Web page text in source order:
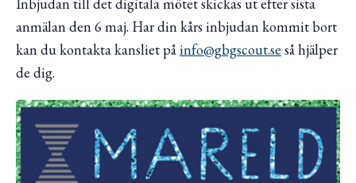
anmälan den 6 maj. Har din kårs inbjudan kommit bort
kan du kontakta kansliet påinfo@gbgscout.se så hjälper
de dig.